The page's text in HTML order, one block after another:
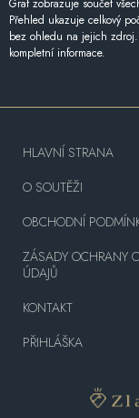
Graf zobrazuje součet
Přehled ukazuje celkový
bez ohledu na jejich
kompletní informace.
HLAVNÍ STRANA
O SOUTĚŽI
OBCHODNÍ
ZÁSADY OCHRANY
ÚDAJŮ
KONTAKT
PŘIHLÁŠKA